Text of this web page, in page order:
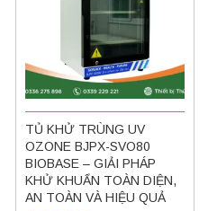
TỦ KHỬ TRÙNG UV
OZONE BJPX-SVO80
BIOBASE – GIẢI PHÁP
KHỬ KHUẨN TOÀN DIỆN,
AN TOÀN VÀ HIỆU QUẢ